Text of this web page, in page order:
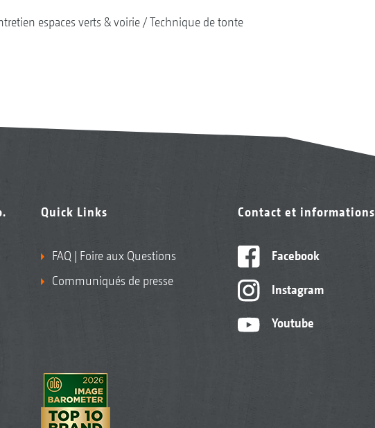
espaces verts & voirie Technique de tonte
Quick Links
FAQ | Foire aux Questions
Communiqués de presse
Contact et informations
Facebook
Instagram
Youtube